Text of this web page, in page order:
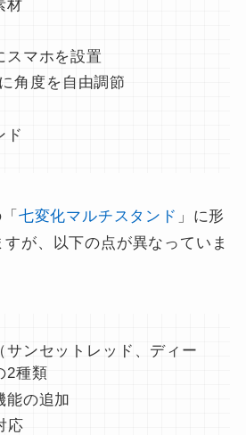
材
スマホを設置
角度を自由調節
ド
七変化マルチスタンド 」に形
が、以下の点が異なっていま
サンセットレッド、ディー
2種類
能の追加
応